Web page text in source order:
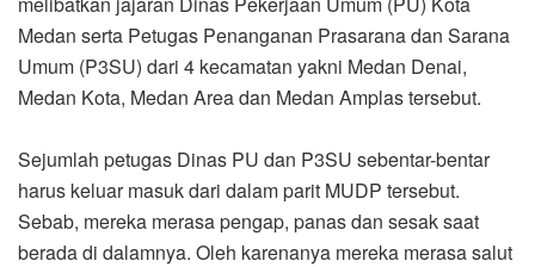
Medan serta Petugas Penanganan Prasarana dan Sarana
Umum (P3SU) dari 4 kecamatan yakni Medan Denai,
Medan Kota, Medan Area dan Medan Amplas tersebut.
Sejumlah petugas Dinas PU dan P3SU sebentar-bentar
harus keluar masuk dari dalam parit MUDP tersebut.
Sebab, mereka merasa pengap, panas dan sesak saat
berada di dalamnya. Oleh karenanya mereka merasa salut